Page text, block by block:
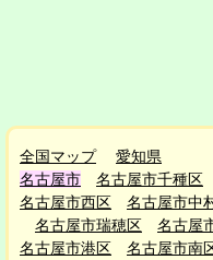
全国マップ
愛知県
名古屋市
名古屋市千種区
名古屋市西区
名古屋市中
名古屋市瑞穂区
名古屋
名古屋市港区
名古屋市南